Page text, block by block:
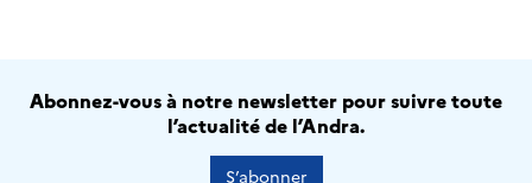
Abonnez-vous à notre newsletter pour suivre toute
l’actualité de l’Andra.
S’abonner